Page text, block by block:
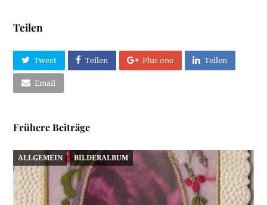
Teilen
Tweet Teilen Plus one Teilen
Email
Frühere Beiträge
ALLGEMEIN BILDERALBUM